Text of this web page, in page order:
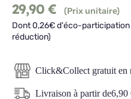
29,90 €
(Prix unitaire)
Dont 0,26€ d'éco-participation
réduction)
Click&Collect gratuit en
Livraison à partir de6,90